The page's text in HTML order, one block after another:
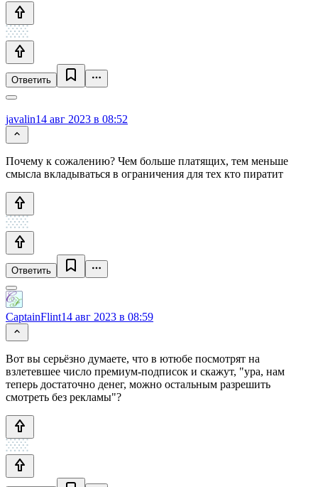
Ответить
javalin14 авг 2023 в 08:52
Почему к сожалению? Чем больше платящих, тем меньше
смысла вкладываться в ограничения для тех кто пиратит
Ответить
CaptainFlint14 авг 2023 в 08:59
Вот вы серьёзно думаете, что в ютюбе посмотрят на
взлетевшее число премиум-подписок и скажут, "ура, нам
теперь достаточно денег, можно остальным разрешить
смотреть без рекламы"?